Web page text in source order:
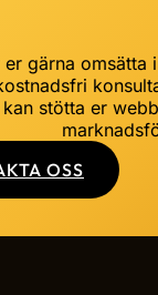
gärna omsätta
stötta er
OSS